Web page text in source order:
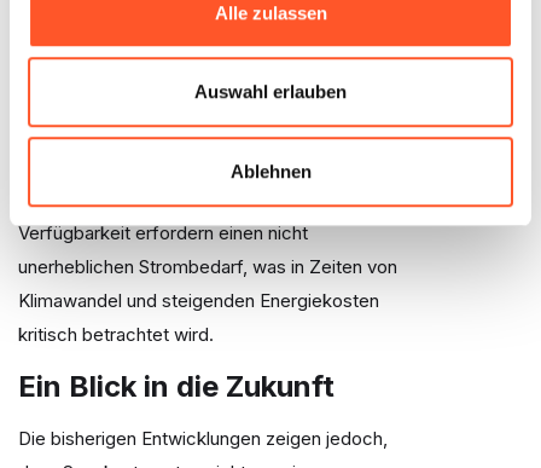
Alle zulassen
Auswahl erlauben
Ablehnen
verbreitet, was ihre Reichweite einschränkt.
Ein weiterer Punkt ist die Frage nach der
langfristigen Nachhaltigkeit. Auch wenn einige
Anbieter bereits auf umweltfreundliche
Lösungen setzen, bleibt der Energieverbrauch
ein Problem. Kühlsysteme und die ständige
Verfügbarkeit erfordern einen nicht
unerheblichen Strombedarf, was in Zeiten von
Klimawandel und steigenden Energiekosten
kritisch betrachtet wird.
Ein Blick in die Zukunft
Die bisherigen Entwicklungen zeigen jedoch,